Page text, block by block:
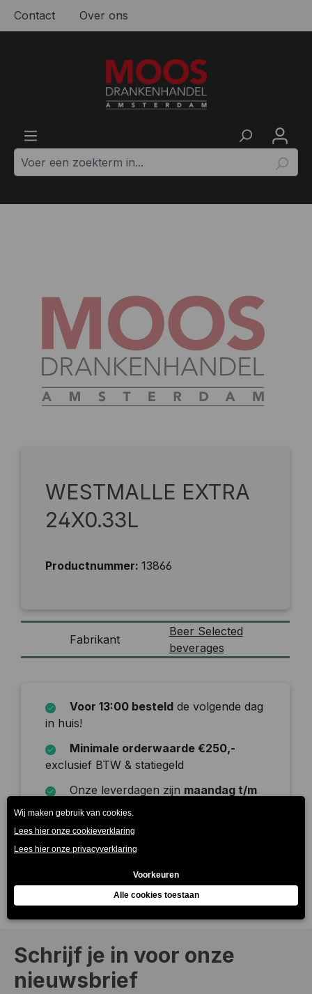
Ga naar de hoofdinhoud
Contact Over ons
WESTMALLE EXTRA
24X0.33L
Productnummer: 13866
Fabrikant
Beer Selected
beverages
Voor 13:00 besteld de volgende dag
in huis!
Minimale orderwaarde €250,-
exclusief BTW & statiegeld
Onze leverdagen zijn maandag t/m
zaterdag
Schrijf je in voor onze
nieuwsbrief